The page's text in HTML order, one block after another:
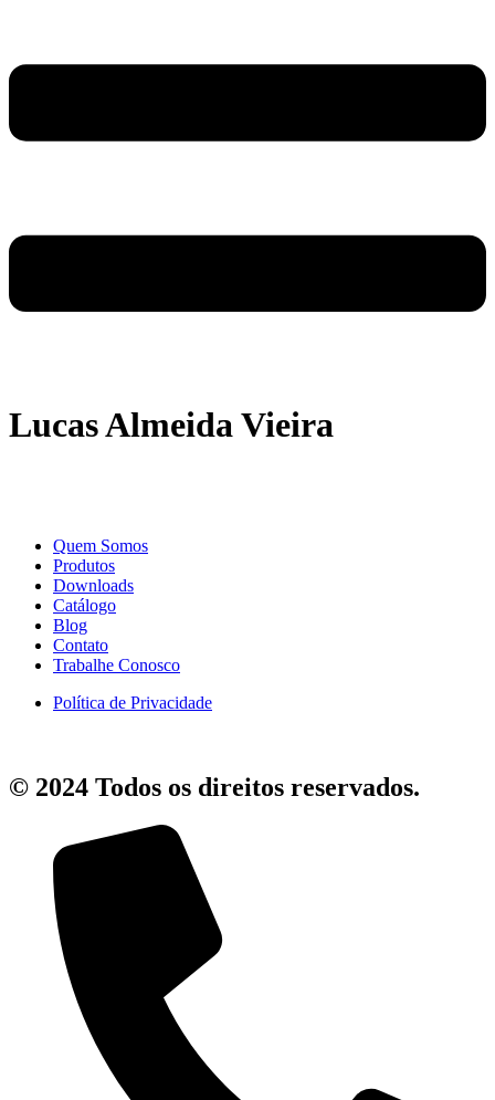
Lucas Almeida Vieira
Quem Somos
Produtos
Downloads
Catálogo
Blog
Contato
Trabalhe Conosco
Política de Privacidade
© 2024 Todos os direitos reservados.